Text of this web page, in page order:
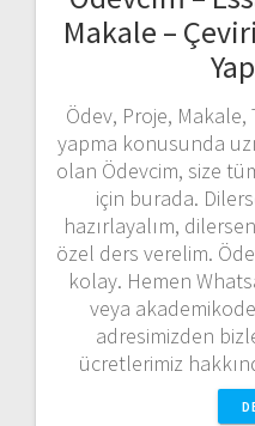
Makale –
Ödev, Proje,
yapma konusunda
olan Ödevcim, size
için burada.
hazırlayalım,
özel ders verelim.
kolay. Hemen
veya
adresimizden
ücretlerimiz